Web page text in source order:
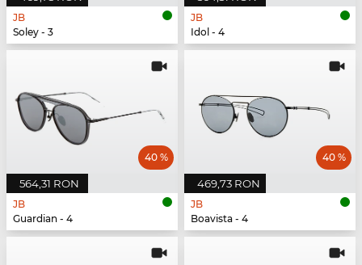
JB
Soley - 3
JB
Idol - 4
564,31 RON
40 %
JB
Guardian - 4
469,73 RON
40 %
JB
Boavista - 4